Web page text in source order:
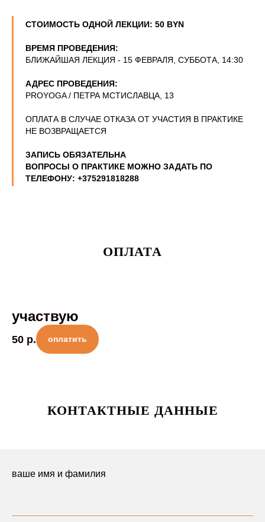
СТОИМОСТЬ ОДНОЙ ЛЕКЦИИ: 50 BYN
ВРЕМЯ ПРОВЕДЕНИЯ:
БЛИЖАЙШАЯ ЛЕКЦИЯ - 15 ФЕВРАЛЯ, СУББОТА, 14:30
АДРЕС ПРОВЕДЕНИЯ:
PROYOGA / ПЕТРА МСТИСЛАВЦА, 13
ОПЛАТА В СЛУЧАЕ ОТКАЗА ОТ УЧАСТИЯ В ПРАКТИКЕ
НЕ ВОЗВРАЩАЕТСЯ
ЗАПИСЬ ОБЯЗАТЕЛЬНА
ВОПРОСЫ О ПРАКТИКЕ МОЖНО ЗАДАТЬ ПО
ТЕЛЕФОНУ: +375291818288
ОПЛАТА
участвую
50 р. оплатить
КОНТАКТНЫЕ ДАННЫЕ
ваше имя и фамилия